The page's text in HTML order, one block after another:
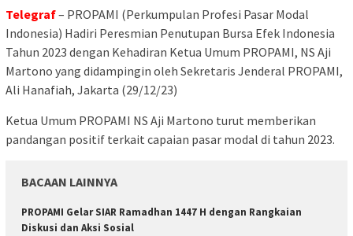
Telegraf– PROPAMI (Perkumpulan Profesi Pasar Modal
Indonesia) Hadiri Peresmian Penutupan Bursa Efek Indonesia
Tahun 2023 dengan Kehadiran Ketua Umum PROPAMI, NS Aji
Martono yang didampingin oleh Sekretaris Jenderal PROPAMI,
Ali Hanafiah, Jakarta (29/12/23)
Ketua Umum PROPAMI NS Aji Martono turut memberikan
pandangan positif terkait capaian pasar modal di tahun 2023.
BACAAN LAINNYA
PROPAMI Gelar SIAR Ramadhan 1447 H dengan Rangkaian
Diskusi dan Aksi Sosial